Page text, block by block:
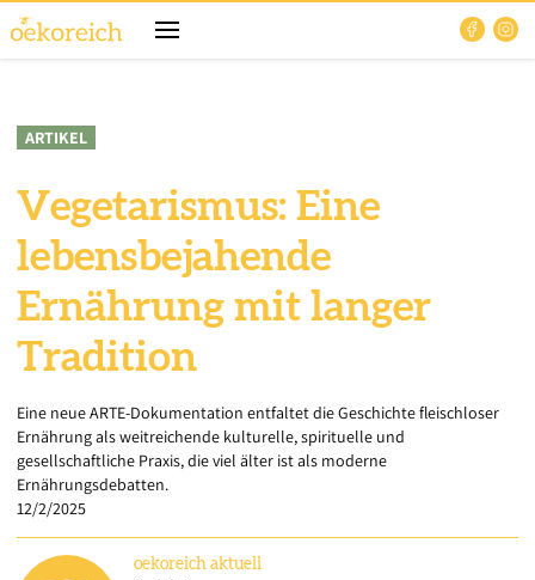
ARTIKEL
Vegetarismus: Eine
lebensbejahende
Ernährung mit langer
Tradition
Eine neue ARTE-Dokumentation entfaltet die Geschichte fleischloser
Ernährung als weitreichende kulturelle, spirituelle und
gesellschaftliche Praxis, die viel älter ist als moderne
Ernährungsdebatten.
12/2/2025
oekoreich aktuell